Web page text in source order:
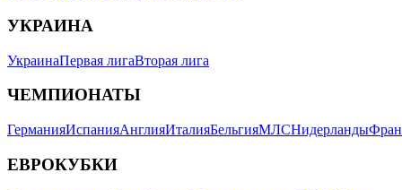
УКРАИНА
УкраинаПервая лигаВторая лига
ЧЕМПИОНАТЫ
ГерманияИспанияАнглияИталияБельгияМЛСНидерланды
ЕВРОКУБКИ